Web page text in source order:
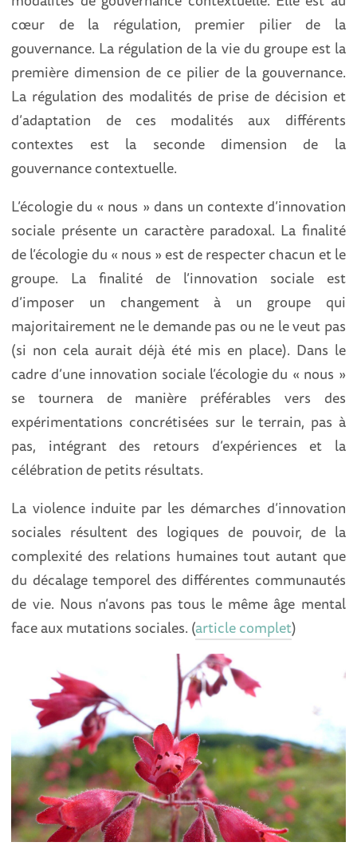
cœur de la régulation, premier pilier de la
gouvernance. La régulation de la vie du groupe est la
première dimension de ce pilier de la gouvernance.
La régulation des modalités de prise de décision et
d’adaptation de ces modalités aux différents
contextes est la seconde dimension de la
gouvernance contextuelle.
L’écologie du « nous » dans un contexte d’innovation
sociale présente un caractère paradoxal. La finalité
de l’écologie du « nous » est de respecter chacun et le
groupe. La finalité de l’innovation sociale est
d’imposer un changement à un groupe qui
majoritairement ne le demande pas ou ne le veut pas
(si non cela aurait déjà été mis en place). Dans le
cadre d’une innovation sociale l’écologie du « nous »
se tournera de manière préférables vers des
expérimentations concrétisées sur le terrain, pas à
pas, intégrant des retours d’expériences et la
célébration de petits résultats.
La violence induite par les démarches d’innovation
sociales résultent des logiques de pouvoir, de la
complexité des relations humaines tout autant que
du décalage temporel des différentes communautés
de vie. Nous n’avons pas tous le même âge mental
face aux mutations sociales. (article complet)